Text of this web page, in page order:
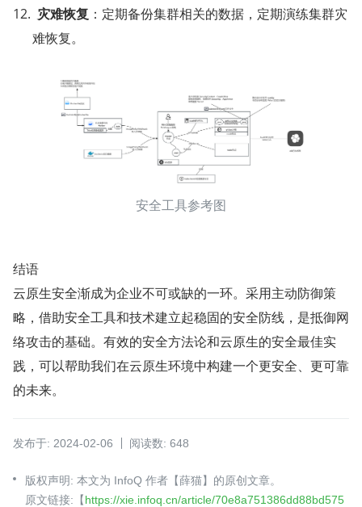
灾难恢复 ：定期备份集群相关的数据，定期演练集群灾
难恢复。
安全工具参考图
结语
云原生安全渐成为企业不可或缺的一环。采用主动防御策
略，借助安全工具和技术建立起稳固的安全防线，是抵御网
络攻击的基础。有效的安全方法论和云原生的安全最佳实
践，可以帮助我们在云原生环境中构建一个更安全、更可靠
的未来。
发布于: 2024-02-06 阅读数: 648
版权声明: 本文为 InfoQ 作者【薛猫】的原创文章。
原文链接:【https://xie.infoq.cn/article/70e8a751386dd88bd575